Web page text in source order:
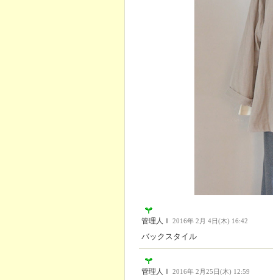
管理人Ｉ 2016年 2月 4日(木) 16:42
バックスタイル
管理人Ｉ 2016年 2月25日(木) 12:59